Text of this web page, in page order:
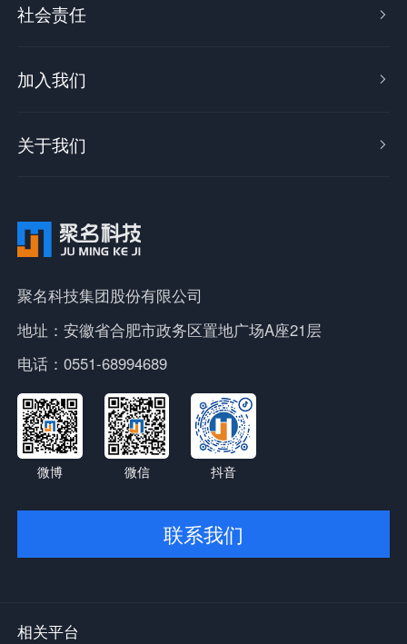
社会责任 
加入我们 
关于我们 
聚名科技集团股份有限公司
地址：安徽省合肥市政务区置地广场A座21层
电话：0551-68994689
微博 微信 抖音
联系我们
相关平台